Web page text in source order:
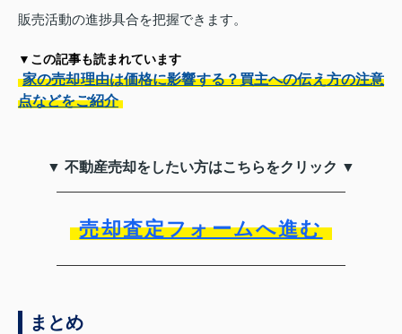
販売活動の進捗具合を把握できます。
▼この記事も読まれています
家の売却理由は価格に影響する？買主への伝え方の注意
点などをご紹介
▼ 不動産売却をしたい方はこちらをクリック ▼
売却査定フォームへ進む
まとめ